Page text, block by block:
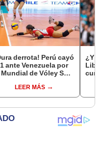
derrota! Perú cayó
ante Venezuela por
de Vóley Sub
LEER MÁS
¿Y